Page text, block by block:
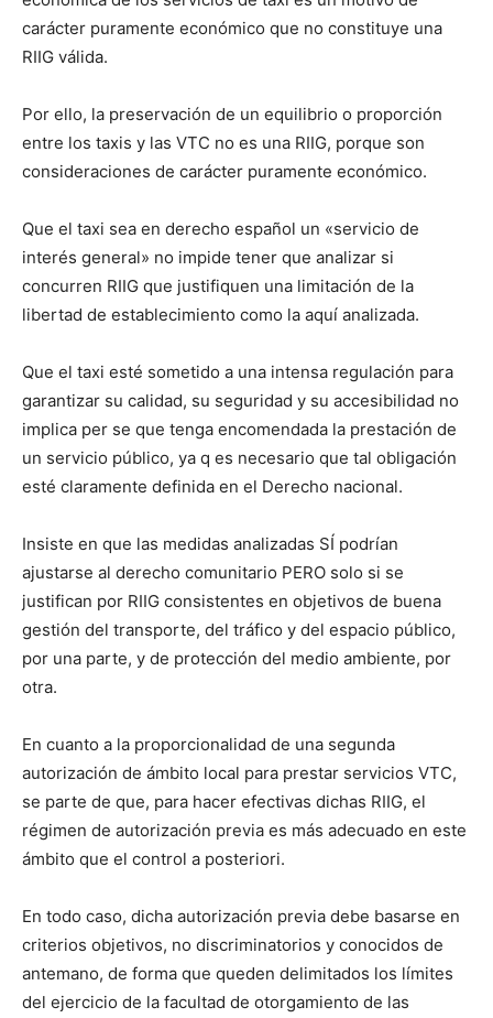
carácter puramente económico que no constituye una
RIIG válida.
Por ello, la preservación de un equilibrio o proporción
entre los taxis y las VTC no es una RIIG, porque son
consideraciones de carácter puramente económico.
Que el taxi sea en derecho español un «servicio de
interés general» no impide tener que analizar si
concurren RIIG que justifiquen una limitación de la
libertad de establecimiento como la aquí analizada.
Que el taxi esté sometido a una intensa regulación para
garantizar su calidad, su seguridad y su accesibilidad no
implica per se que tenga encomendada la prestación de
un servicio público, ya q es necesario que tal obligación
esté claramente definida en el Derecho nacional.
Insiste en que las medidas analizadas SÍ podrían
ajustarse al derecho comunitario PERO solo si se
justifican por RIIG consistentes en objetivos de buena
gestión del transporte, del tráfico y del espacio público,
por una parte, y de protección del medio ambiente, por
otra.
En cuanto a la proporcionalidad de una segunda
autorización de ámbito local para prestar servicios VTC,
se parte de que, para hacer efectivas dichas RIIG, el
régimen de autorización previa es más adecuado en este
ámbito que el control a posteriori.
En todo caso, dicha autorización previa debe basarse en
criterios objetivos, no discriminatorios y conocidos de
antemano, de forma que queden delimitados los límites
del ejercicio de la facultad de otorgamiento de las